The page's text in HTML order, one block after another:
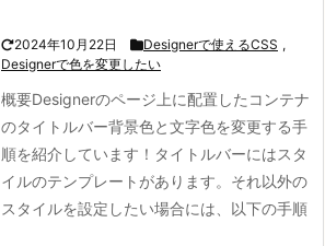
2024年10月22日 Designerで使えるCSS ,
Designerで色を変更したい
概要Designerのページ上に配置したコンテナ
のタイトルバー背景色と文字色を変更する手
順を紹介しています！ タイトルバーにはスタ
イルのテンプレートがあります。 それ以外の
スタイルを設定したい場合には、以下の手順